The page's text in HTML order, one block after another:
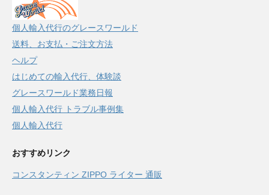
個人輸入代行のグレースワールド
送料、お支払・ご注文方法
ヘルプ
はじめての輸入代行、体験談
グレースワールド業務日報
個人輸入代行 トラブル事例集
個人輸入代行
おすすめリンク
コンスタンティン ZIPPO ライター 通販